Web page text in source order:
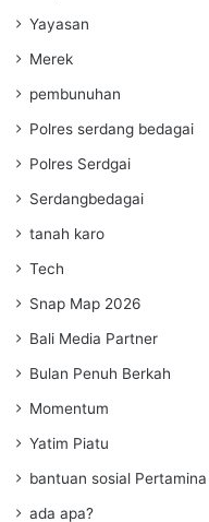
Yayasan
Merek
pembunuhan
Polres serdang bedagai
Polres Serdgai
Serdangbedagai
tanah karo
Tech
Snap Map 2026
Bali Media Partner
Bulan Penuh Berkah
Momentum
Yatim Piatu
bantuan sosial Pertamina
ada apa?